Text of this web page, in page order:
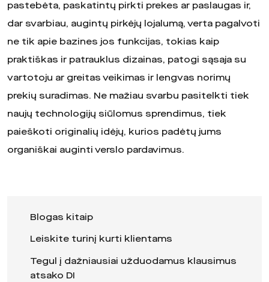
pastebėta, paskatintų pirkti prekes ar paslaugas ir,
dar svarbiau, augintų pirkėjų lojalumą, verta pagalvoti
ne tik apie bazines jos funkcijas, tokias kaip
praktiškas ir patrauklus dizainas, patogi sąsaja su
vartotoju ar greitas veikimas ir lengvas norimų
prekių suradimas. Ne mažiau svarbu pasitelkti tiek
naujų technologijų siūlomus sprendimus, tiek
paieškoti originalių idėjų, kurios padėtų jums
organiškai auginti verslo pardavimus.
Blogas kitaip
Leiskite turinį kurti klientams
Tegul į dažniausiai užduodamus klausimus
atsako DI